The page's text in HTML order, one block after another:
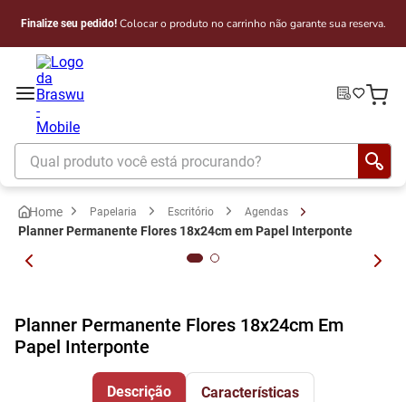
Finalize seu pedido!Colocar o produto no carrinho não garante sua reserva.
Qual produto você está procurando?
Papelaria Escritório Agendas
Planner Permanente Flores 18x24cm em Papel Interponte
Planner Permanente Flores 18x24cm Em
Papel Interponte
Descrição Características